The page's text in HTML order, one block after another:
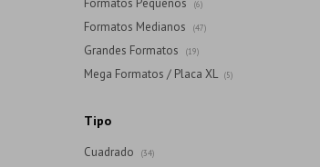
Formatos Pequeños (6)
Formatos Medianos (47)
Grandes Formatos (19)
Mega Formatos / Placa XL (5)
Tipo
Cuadrado (34)